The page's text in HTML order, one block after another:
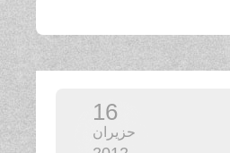
16
حزيران